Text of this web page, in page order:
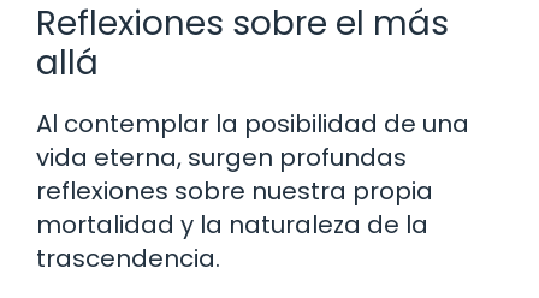
Reflexiones sobre el más
allá
Al contemplar la posibilidad de una
vida eterna, surgen profundas
reflexiones sobre nuestra propia
mortalidad y la naturaleza de la
trascendencia.